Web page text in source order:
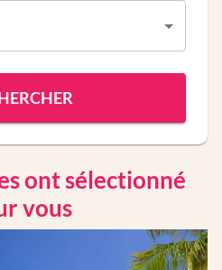
ont sélectionné
vous